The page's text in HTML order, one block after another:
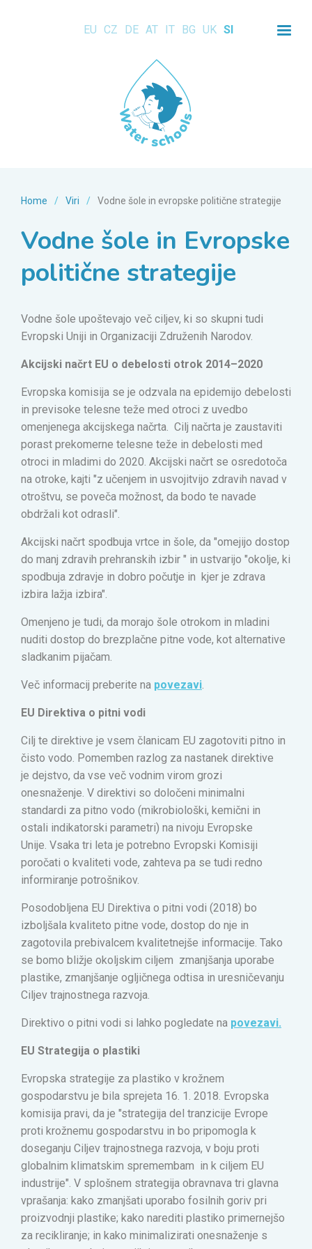
EU CZ DE AT IT BG UK SI
Home / Viri / Vodne šole in evropske politične strategije
Vodne šole in Evropske
politične strategije
Vodne šole upoštevajo več ciljev, ki so skupni tudi
Evropski Uniji in Organizaciji Združenih Narodov.
Akcijski načrt EU o debelosti otrok 2014–2020
Evropska komisija se je odzvala na epidemijo debelosti
in previsoke telesne teže med otroci z uvedbo
omenjenega akcijskega načrta. Cilj načrta je zaustaviti
porast prekomerne telesne teže in debelosti med
otroci in mladimi do 2020. Akcijski načrt se osredotoča
na otroke, kajti "z učenjem in usvojitvijo zdravih navad v
otroštvu, se poveča možnost, da bodo te navade
obdržali kot odrasli".
Akcijski načrt spodbuja vrtce in šole, da "omejijo dostop
do manj zdravih prehranskih izbir " in ustvarijo "okolje, ki
spodbuja zdravje in dobro počutje in kjer je zdrava
izbira lažja izbira".
Omenjeno je tudi, da morajo šole otrokom in mladini
nuditi dostop do brezplačne pitne vode, kot alternative
sladkanim pijačam.
Več informacij preberite na povezavi.
EU Direktiva o pitni vodi
Cilj te direktive je vsem članicam EU zagotoviti pitno in
čisto vodo. Pomemben razlog za nastanek direktive
je dejstvo, da vse več vodnim virom grozi
onesnaženje. V direktivi so določeni minimalni
standardi za pitno vodo (mikrobiološki, kemični in
ostali indikatorski parametri) na nivoju Evropske
Unije. Vsaka tri leta je potrebno Evropski Komisiji
poročati o kvaliteti vode, zahteva pa se tudi redno
informiranje potrošnikov.
Posodobljena EU Direktiva o pitni vodi (2018) bo
izboljšala kvaliteto pitne vode, dostop do nje in
zagotovila prebivalcem kvalitetnejše informacije. Tako
se bomo bližje okoljskim ciljem zmanjšanja uporabe
plastike, zmanjšanje ogljičnega odtisa in uresničevanju
Ciljev trajnostnega razvoja.
Direktivo o pitni vodi si lahko pogledate na povezavi.
EU Strategija o plastiki
Evropska strategije za plastiko v krožnem
gospodarstvu je bila sprejeta 16. 1. 2018. Evropska
komisija pravi, da je "strategija del tranzicije Evrope
proti krožnemu gospodarstvu in bo pripomogla k
doseganju Ciljev trajnostnega razvoja, v boju proti
globalnim klimatskim spremembam in k ciljem EU
industrije". V splošnem strategija obravnava tri glavna
vprašanja: kako zmanjšati uporabo fosilnih goriv pri
proizvodnji plastike; kako narediti plastiko primernejšo
za recikliranje; in kako minimalizirati onesnaženje s